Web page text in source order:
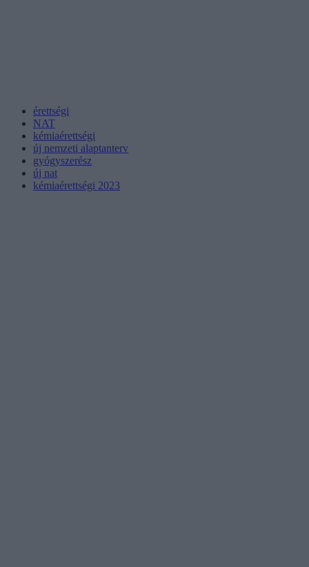
érettségi
NAT
kémiaérettségi
új nemzeti alaptanterv
gyógyszerész
új nat
kémiaérettségi 2023